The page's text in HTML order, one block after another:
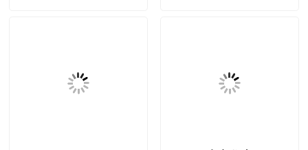
私達について